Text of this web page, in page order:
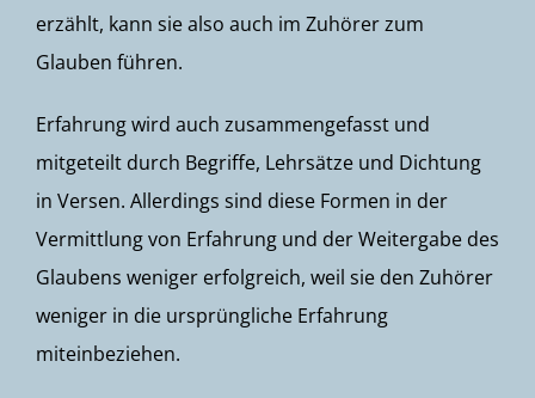
erzählt, kann sie also auch im Zuhörer zum
Glauben führen.
Erfahrung wird auch zusammengefasst und
mitgeteilt durch Begriffe, Lehrsätze und Dichtung
in Versen. Allerdings sind diese Formen in der
Vermittlung von Erfahrung und der Weitergabe des
Glaubens weniger erfolgreich, weil sie den Zuhörer
weniger in die ursprüngliche Erfahrung
miteinbeziehen.